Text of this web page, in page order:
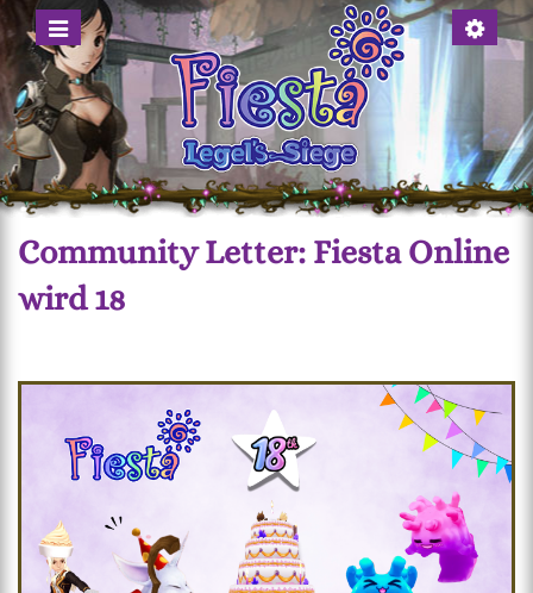
anzeigen
Menü
anzeigen
Community Letter: Fiesta Online
wird 18